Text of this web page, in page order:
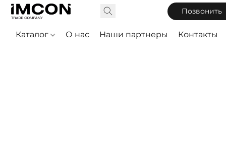
Позвонить
Каталог О нас Наши партнеры Контакты